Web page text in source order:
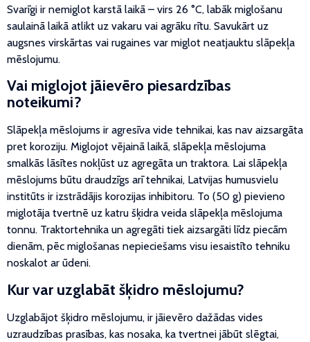
Svarīgi ir nemiglot karstā laikā – virs 26 °C, labāk miglošanu
saulainā laikā atlikt uz vakaru vai agrāku rītu. Savukārt uz
augsnes virskārtas vai rugaines var miglot neatjauktu slāpekļa
mēslojumu.
Vai miglojot jāievēro piesardzības
noteikumi?
Slāpekļa mēslojums ir agresīva vide tehnikai, kas nav aizsargāta
pret koroziju. Miglojot vējainā laikā, slāpekļa mēslojuma
smalkās lāsītes nokļūst uz agregāta un traktora. Lai slāpekļa
mēslojums būtu draudzīgs arī tehnikai, Latvijas humusvielu
institūts ir izstrādājis korozijas inhibitoru. To (50 g) pievieno
miglotāja tvertnē uz katru šķidra veida slāpekļa mēslojuma
tonnu. Traktortehnika un agregāti tiek aizsargāti līdz piecām
dienām, pēc miglošanas nepieciešams visu iesaistīto tehniku
noskalot ar ūdeni.
Kur var uzglabāt šķidro mēslojumu?
Uzglabājot šķidro mēslojumu, ir jāievēro dažādas vides
uzraudzības prasības, kas nosaka, ka tvertnei jābūt slēgtai,